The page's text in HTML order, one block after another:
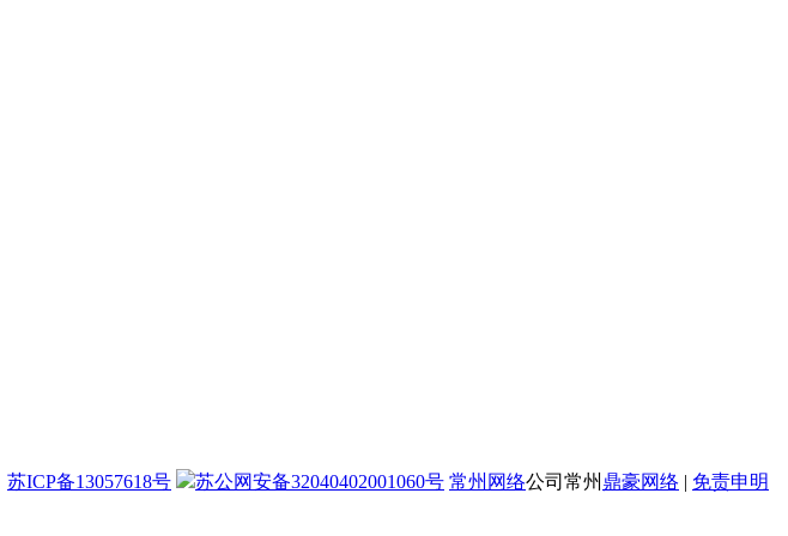
苏ICP备13057618号 苏公网安备32040402001060号 常州网络公司常州 鼎豪网络 | 免责申明